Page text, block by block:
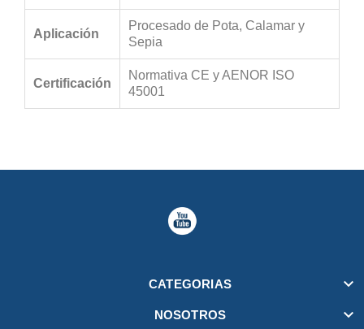
Aplicación
Procesado de Pota, Calamar y
Sepia
Certificación
Normativa CE y AENOR ISO
45001
CATEGORIAS 
NOSOTROS 